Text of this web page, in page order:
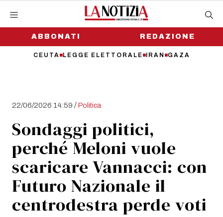
contenutoABBONATI
CEUTA LEGGE ELETTORALE IRAN GAZA
REDAZIONE
22/06/2026 14:59 /Politica
Sondaggi politici,
perché Meloni vuole
scaricare Vannacci: con
Futuro Nazionale il
centrodestra perde voti